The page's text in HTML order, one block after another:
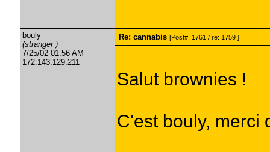
bouly
(stranger )
7/25/02 01:56 AM
172.143.129.211
Re: cannabis [Post#: 1761 / re: 1759 ]
Salut brownies !
C'est bouly, merci